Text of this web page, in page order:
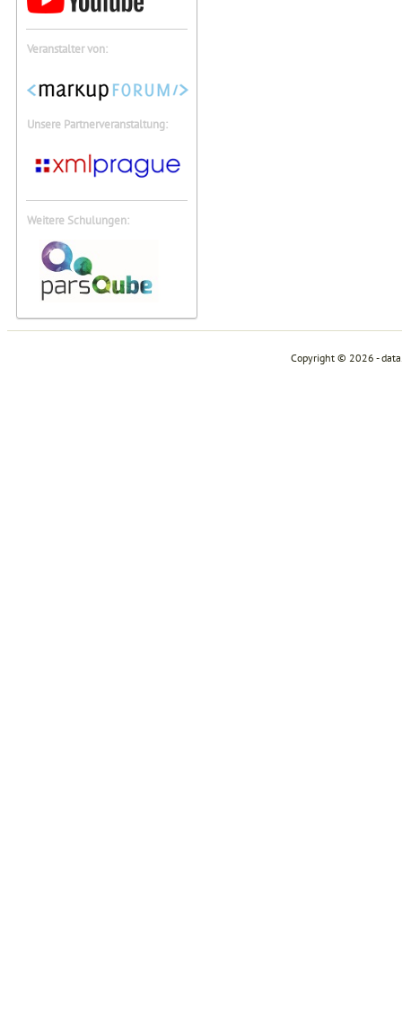
Veranstalter von:
Unsere Partnerveranstaltung:
Weitere Schulungen:
Copyright © 2026 -